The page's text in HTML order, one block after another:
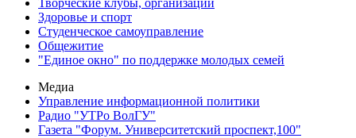
Творческие клубы, организации
Здоровье и спорт
Студенческое самоуправление
Общежитие
"Единое окно" по поддержке молодых семей
Медиа
Управление информационной политики
Радио "УТРо ВолГУ"
Газета "Форум. Университетский проспект,100"